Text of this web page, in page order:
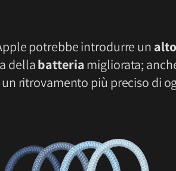
potrebbe introdurre un
dellabatteriamigliorata;
ritrovamento più preciso di